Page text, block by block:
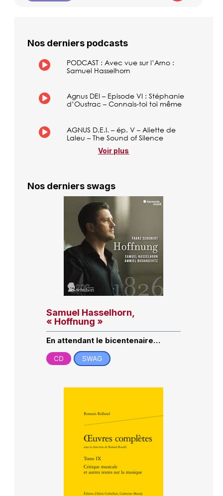
Nos derniers podcasts
PODCAST : Avec vue sur l’Arno :
Samuel Hasselhorn
Agnus DEI – Episode VI : Stéphanie
d’Oustrac – Connais-toi toi même
AGNUS D.E.I. – ép. V – Aliette de
Laleu – The Sound of Silence
Voir plus
Nos derniers swags
Samuel Hasselhorn,
« Hoffnung »
En attendant le bicentenaire…
CD SWAG